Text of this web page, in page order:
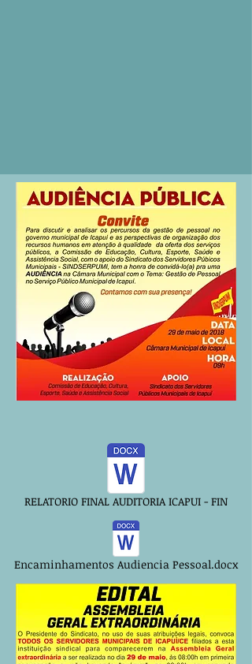
RELATORIO FINAL AUDITORIA ICAPUI - FIN
Encaminhamentos Audiencia Pessoal.docx